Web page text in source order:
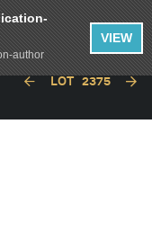
LOT 2375
author
VIEW